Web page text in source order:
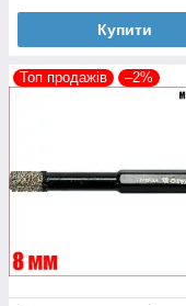
Купити
Топ продажів –2%